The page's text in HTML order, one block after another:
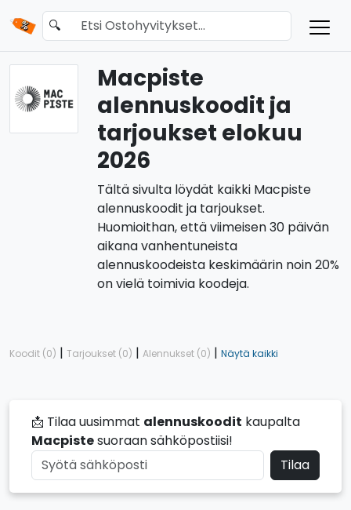
🔍
Macpiste
alennuskoodit ja
tarjoukset elokuu
2026
Tältä sivulta löydät kaikki Macpiste
alennuskoodit ja tarjoukset.
Huomioithan, että viimeisen 30 päivän
aikana vanhentuneista
alennuskoodeista keskimäärin noin 20%
on vielä toimivia koodeja.
Koodit (0) | Tarjoukset (0) | Alennukset (0) | Näytä kaikki
📩 Tilaa uusimmat alennuskoodit kaupalta
Macpistesuoraan sähköpostiisi!
Tilaa